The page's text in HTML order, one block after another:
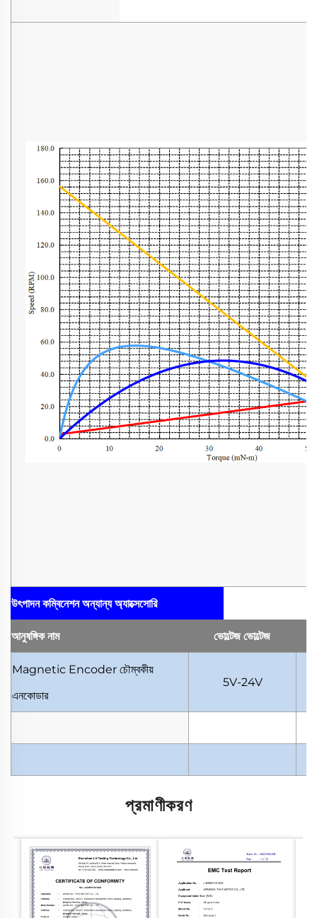
উৎপাদন কম্বিনেশনঅন্যান্য অ্যাক্সেসোরি
আনুষঙ্গিকনাম ভোল্টেজভোল্টেজ
Magnetic Encoder চৌম্বকীয়
এনকোডার
5V-24V
প্রমাণীকরণ